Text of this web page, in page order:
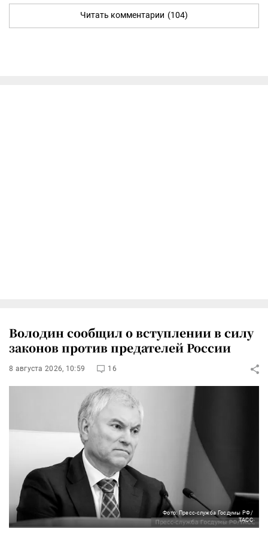
Читать комментарии (104)
Володин сообщил о вступлении в силу
законов против предателей России
8 августа 2026, 10:59 16
Фото: Пресс-служба Госдумы РФ/
ТАСС